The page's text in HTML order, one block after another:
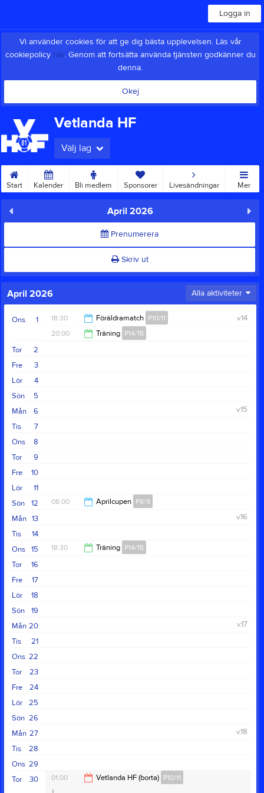
Logga in
Vi använder cookies för att ge dig bästa upplevelsen. Läs vår
cookiepolicy här. Genom att fortsätta använda tjänsten godkänner du
denna.
Okej
Vetlanda HF
Välj lag
Start Kalender Bli medlem Sponsorer Livesändningar Mer
April 2026
Prenumerera
Skriv ut
April 2026 Alla aktiviteter
1
Ons v.14
18:30 Föräldramatch P10/11
20:00 Träning P14/15
2
Tor
3
Fre
4
Lör
5
Sön
6
Mån
v.15
7
Tis
8
Ons
9
Tor
10
Fre
11
Lör
12
Sön 08:00 Aprilcupen P8/9
13
Mån
v.16
14
Tis
15
Ons 18:30 Träning P14/15
16
Tor
17
Fre
18
Lör
19
Sön
20
Mån
v.17
21
Tis
22
Ons
23
Tor
24
Fre
25
Lör
26
Sön
27
Mån
v.18
28
Tis
29
Ons
30
Tor 01:00 Vetlanda HF (borta) P10/11